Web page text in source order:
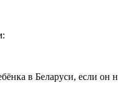
в Беларуси, если он